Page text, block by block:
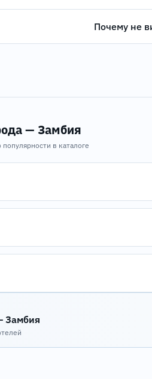
Почему не
— Замбия
в каталоге
Замбия